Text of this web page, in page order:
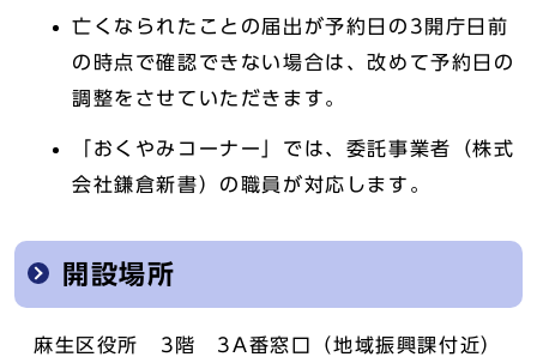
亡くなられたことの届出が予約日の3開庁日前
の時点で確認できない場合は、改めて予約日の
調整をさせていただきます。
「おくやみコーナー」では、委託事業者（株式
会社鎌倉新書）の職員が対応します。
開設場所
麻生区役所 3階 3A番窓口（地域振興課付近）